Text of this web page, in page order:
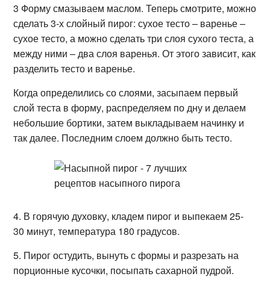
3 Форму смазываем маслом. Теперь смотрите, можно
сделать 3-х слойный пирог: сухое тесто – варенье –
сухое тесто, а можно сделать три слоя сухого теста, а
между ними – два слоя варенья. От этого зависит, как
разделить тесто и варенье.
Когда определились со слоями, засыпаем первый
слой теста в форму, распределяем по дну и делаем
небольшие бортики, затем выкладываем начинку и
так далее. Последним слоем должно быть тесто.
4. В горячую духовку, кладем пирог и выпекаем 25-
30 минут, температура 180 градусов.
5. Пирог остудить, вынуть с формы и разрезать на
порционные кусочки, посыпать сахарной пудрой.